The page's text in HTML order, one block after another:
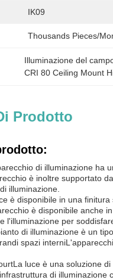
IK09
Thousands Pieces/
Illuminazione del
CRI 80 Ceiling Mount
Prodotto
di illuminazione ha
è inoltre supportato
illuminazione.
è disponibile in una
è disponibile anche
l'illuminazione per
di illuminazione è un
spazi
La luce è una soluzione
di